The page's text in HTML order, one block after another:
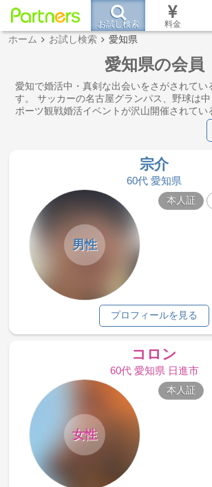
お試し検索 料金
ホーム お試し検索 愛知県
愛知県の会員
愛知で婚活中・真剣な出会いをさがされてい
す。 サッカーの名古屋グランパス、野球は
ポーツ観戦婚活イベントが沢山開催されてい
宗介
60代 愛知県
男性
本人証
プロフィールを見る
コロン
60代 愛知県 日進市
女性
本人証